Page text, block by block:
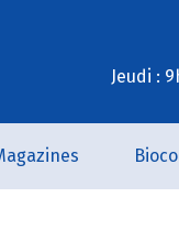
Jeudi :